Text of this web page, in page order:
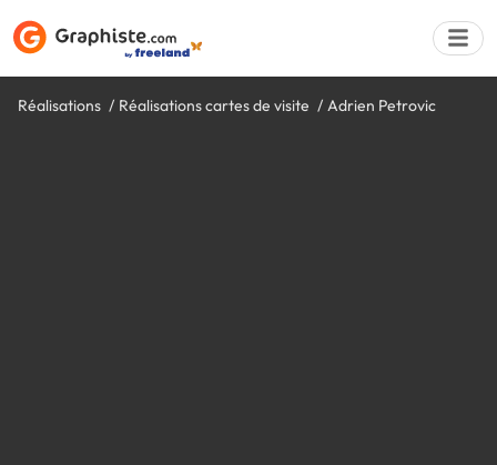
Réalisations Réalisations cartes de visite Adrien Petrovic